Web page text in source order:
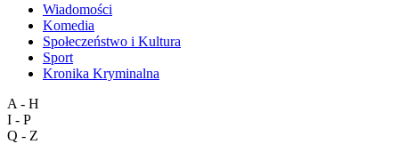
Wiadomości
Komedia
Społeczeństwo i Kultura
Sport
Kronika Kryminalna
A - H
I - P
Q - Z